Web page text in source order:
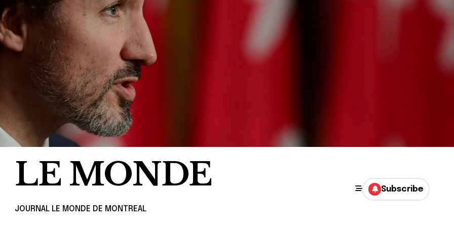
LE MONDE
JOURNAL LE MONDE DE MONTREAL
Subscribe